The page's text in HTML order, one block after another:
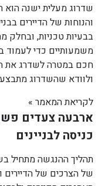
שדרוג מעלית ישנה הוא
והנוחות של הדיירים
בבעיות טכניות, ובחלק
משמעותיים כדי לעמוד
חכם במטרה לשדרג את
ולוודא שהשדרוג מתבצע
לקריאת המאמר »
ארבעה צעדים
כניסה לבניינים
תהליך ההנגשה מתחיל
של הצרכים של הדיירים